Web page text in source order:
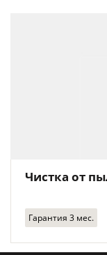
Чистка от
Гарантия 3 мес.